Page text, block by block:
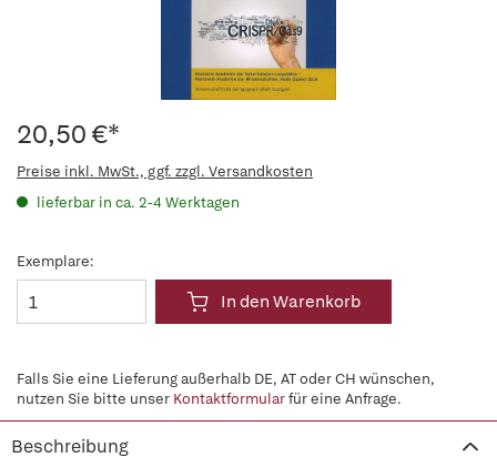
20,50 €*
Preise inkl. MwSt., ggf. zzgl. Versandkosten
lieferbar in ca. 2-4 Werktagen
Exemplare:
In den Warenkorb
Falls Sie eine Lieferung außerhalb DE, AT oder CH wünschen,
nutzen Sie bitte unser Kontaktformularfür eine Anfrage.
Beschreibung